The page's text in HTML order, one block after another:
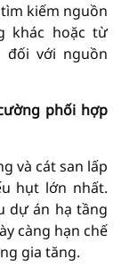
kiếm nguồn
khác hoặc từ
đối với nguồn
phối hợp
và cát san lấp
hụt lớn nhất.
dự án hạ tầng
càng hạn chế
gia tăng.